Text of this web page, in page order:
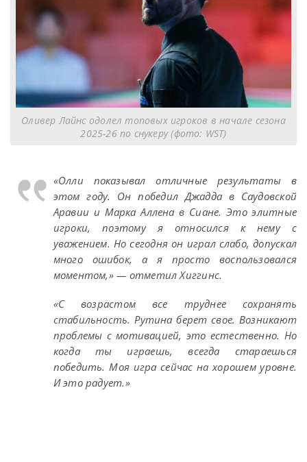
Оливер Лайнс одолел топовых игроков в начале сезона
2025-26 по снукеру (фото: WST)
«Олли показывал отличные результаты в
этом году. Он победил Джадда в Саудовской
Аравии и Марка Аллена в Сиане. Это элитные
игроки, поэтому я относился к нему с
уважением. Но сегодня он играл слабо, допускал
много ошибок, а я просто воспользовался
моментом,» — отметил Хиггинс.
«С возрастом все труднее сохранять
стабильность. Рутина берет свое. Возникают
проблемы с мотивацией, это естественно. Но
когда ты играешь, всегда стараешься
победить. Моя игра сейчас на хорошем уровне.
И это радует.»